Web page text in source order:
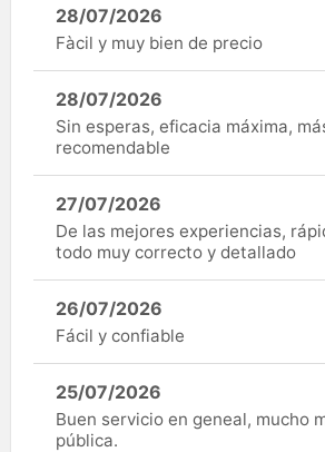
28/07/2026
Fàcil y muy bien de precio
28/07/2026
Sin esperas, eficacia máxima,
recomendable
27/07/2026
De las mejores experiencias,
todo muy correcto y detallado
26/07/2026
Fácil y confiable
25/07/2026
Buen servicio en geneal, mucho
pública.